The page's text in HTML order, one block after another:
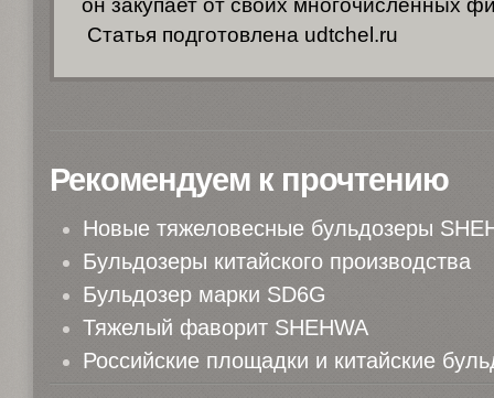
он закупает от своих многочисленных
Статья подготовлена udtchel.ru
Рекомендуем к прочтению
Новые тяжеловесные бульдозеры
Бульдозеры китайского производства
Бульдозер марки SD6G
Тяжелый фаворит SHEHWA
Российские площадки и китайские